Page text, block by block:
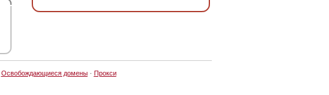
Освобождающиеся домены· Прокси